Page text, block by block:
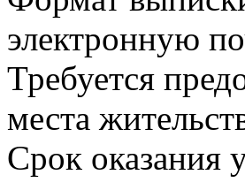
электронную
Требуется
места
Срок оказания